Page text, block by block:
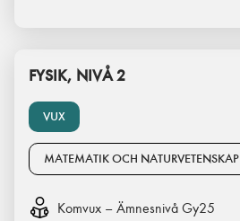
VUX
FYSIK, NIVÅ 2
MATEMATIK OCH NATURVETENSKAP
Komvux – Ämnesnivå Gy25